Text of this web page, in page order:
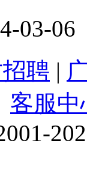
03-06
聘 |
客服中